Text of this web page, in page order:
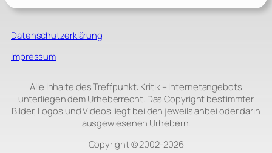
Datenschutzerklärung
Impressum
Alle Inhalte des Treffpunkt: Kritik – Internetangebots
unterliegen dem Urheberrecht. Das Copyright bestimmter
Bilder, Logos und Videos liegt bei den jeweils anbei oder darin
ausgewiesenen Urhebern.
Copyright © 2002‑2026